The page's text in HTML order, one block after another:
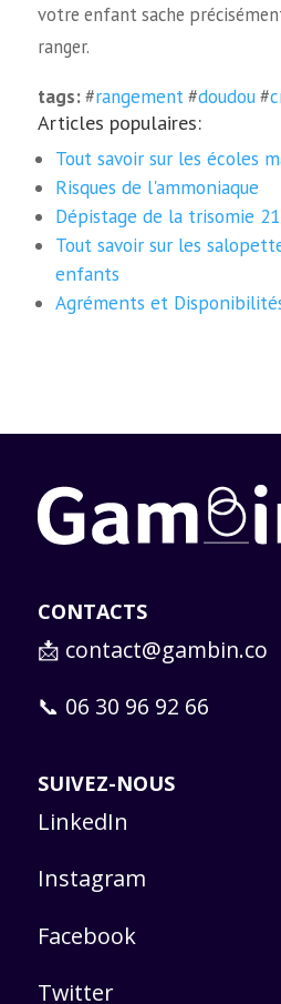
votre enfant sache
ranger.
tags:#rangement#doudou#
Articles populaires:
Tout savoir sur les écoles
Risques de l'ammoniaque
Dépistage de la trisomie
Tout savoir sur les
enfants
Agréments et
CONTACTS
📩 contact@gambin.co
📞 06 30 96 92 66
SUIVEZ-NOUS
LinkedIn
Instagram
Facebook
Twitter